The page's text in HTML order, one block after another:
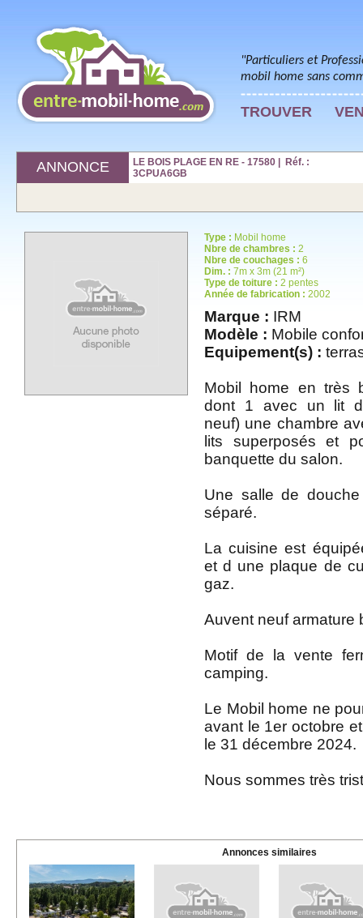
"Particuliers et
mobil home sans
TROUVER
ANNONCE
LE BOIS PLAGE EN RE - 17580 | Réf. :
3CPUA6GB
Type : Mobil home
Nbre de chambres : 2
Nbre de couchages : 6
Dim. : 7m x 3m (21 m²)
Type de toiture : 2 pentes
Année de fabrication : 2002
Marque : IRM
Modèle : Mobile
Equipement(s) :
Mobil home en très
dont 1 avec un lit
neuf) une chambre
lits superposés et
banquette du salon.
Une salle de
séparé.
La cuisine est
et d une plaque de
gaz.
Auvent neuf armature
Motif de la vente
camping.
Le Mobil home ne
avant le 1er octobre
le 31 décembre 2024.
Nous sommes très
Annonces similaires